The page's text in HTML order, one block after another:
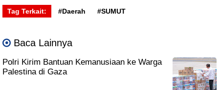
Tag Terkait: #Daerah #SUMUT
Baca Lainnya
Polri Kirim Bantuan Kemanusiaan ke Warga
Palestina di Gaza